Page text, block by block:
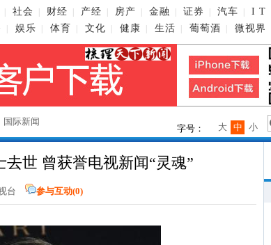
社会 财经 产经 房产 金融 证券 汽车 I T
娱乐 体育 文化 健康 生活 葡萄酒 微视界
国际新闻
字号： 小
中
大
世 曾获誉电视新闻“灵魂”
台 参与互动(0)